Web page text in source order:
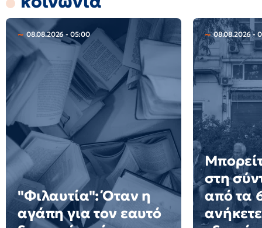
08.08.2026 - 05:00
"Φιλαυτία": Όταν η
αγάπη για τον εαυτό
08.08.2026 -
στη
από τα